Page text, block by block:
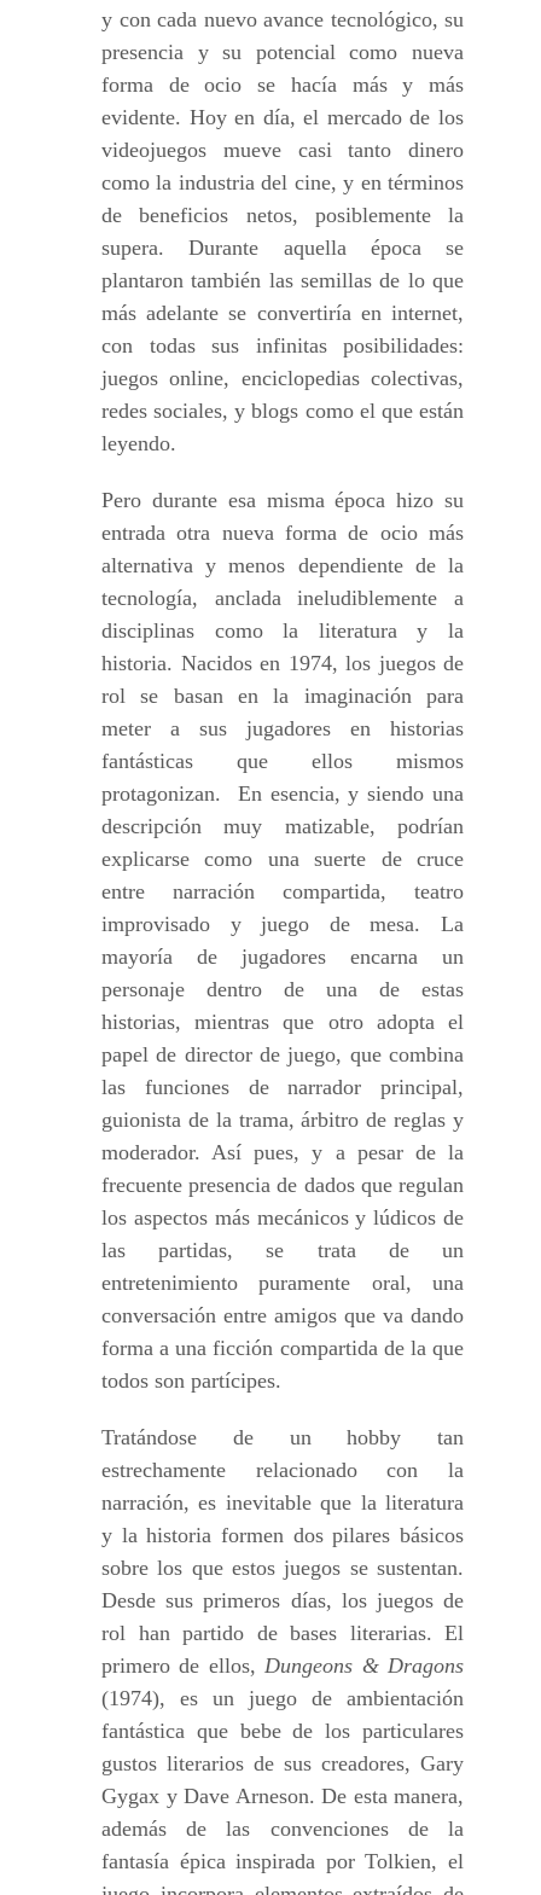
y con cada nuevo avance tecnológico, su
presencia y su potencial como nueva
forma de ocio se hacía más y más
evidente. Hoy en día, el mercado de los
videojuegos mueve casi tanto dinero
como la industria del cine, y en términos
de beneficios netos, posiblemente la
supera. Durante aquella época se
plantaron también las semillas de lo que
más adelante se convertiría en internet,
con todas sus infinitas posibilidades:
juegos online, enciclopedias colectivas,
redes sociales, y blogs como el que están
leyendo.
Pero durante esa misma época hizo su
entrada otra nueva forma de ocio más
alternativa y menos dependiente de la
tecnología, anclada ineludiblemente a
disciplinas como la literatura y la
historia. Nacidos en 1974, los juegos de
rol se basan en la imaginación para
meter a sus jugadores en historias
fantásticas que ellos mismos
protagonizan. En esencia, y siendo una
descripción muy matizable, podrían
explicarse como una suerte de cruce
entre narración compartida, teatro
improvisado y juego de mesa. La
mayoría de jugadores encarna un
personaje dentro de una de estas
historias, mientras que otro adopta el
papel de director de juego, que combina
las funciones de narrador principal,
guionista de la trama, árbitro de reglas y
moderador. Así pues, y a pesar de la
frecuente presencia de dados que regulan
los aspectos más mecánicos y lúdicos de
las partidas, se trata de un
entretenimiento puramente oral, una
conversación entre amigos que va dando
forma a una ficción compartida de la que
todos son partícipes.
Tratándose de un hobby tan
estrechamente relacionado con la
narración, es inevitable que la literatura
y la historia formen dos pilares básicos
sobre los que estos juegos se sustentan.
Desde sus primeros días, los juegos de
rol han partido de bases literarias. El
primero de ellos,Dungeons & Dragons
(1974), es un juego de ambientación
fantástica que bebe de los particulares
gustos literarios de sus creadores, Gary
Gygax y Dave Arneson. De esta manera,
además de las convenciones de la
fantasía épica inspirada por Tolkien, el